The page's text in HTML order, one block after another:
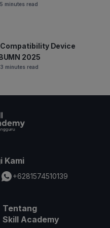
minutes read
Device
2025
3 minutes read
Kami
+6281574510139
Tentang
Skill Academy